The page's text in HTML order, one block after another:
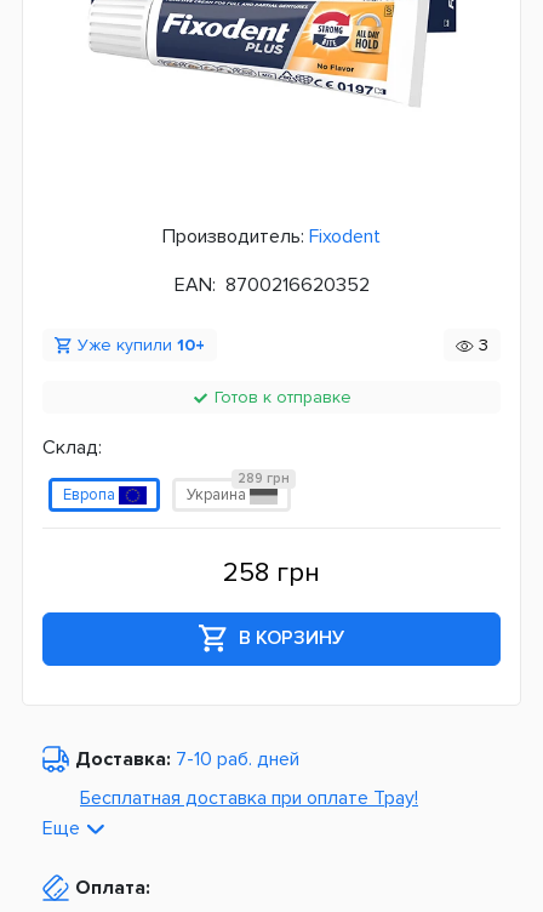
Производитель: Fixodent
EAN: 8700216620352
Уже купили 10+ 3
Готов к отправке
Склад:
Европа Украина
289 грн
258 грн
В КОРЗИНУ
Доставка: 7-10 раб. дней
Бесплатная доставка при оплате Tpay!
Из Европы от
Еще
Оплата: